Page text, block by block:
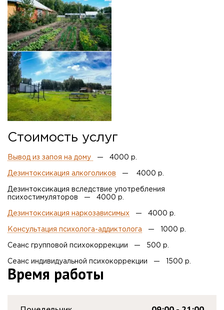
Стоимость услуг
Вывод из запоя на дому — 4000 р.
Дезинтоксикация алкоголиков — 4000 р.
Дезинтоксикация вследствие употребления
психостимуляторов — 4000 р.
Дезинтоксикация наркозависимых — 4000 р.
Консультация психолога-аддиктолога — 1000 р.
Сеанс групповой психокоррекции — 500 р.
Сеанс индивидуальной психокоррекции — 1500 р.
Время работы